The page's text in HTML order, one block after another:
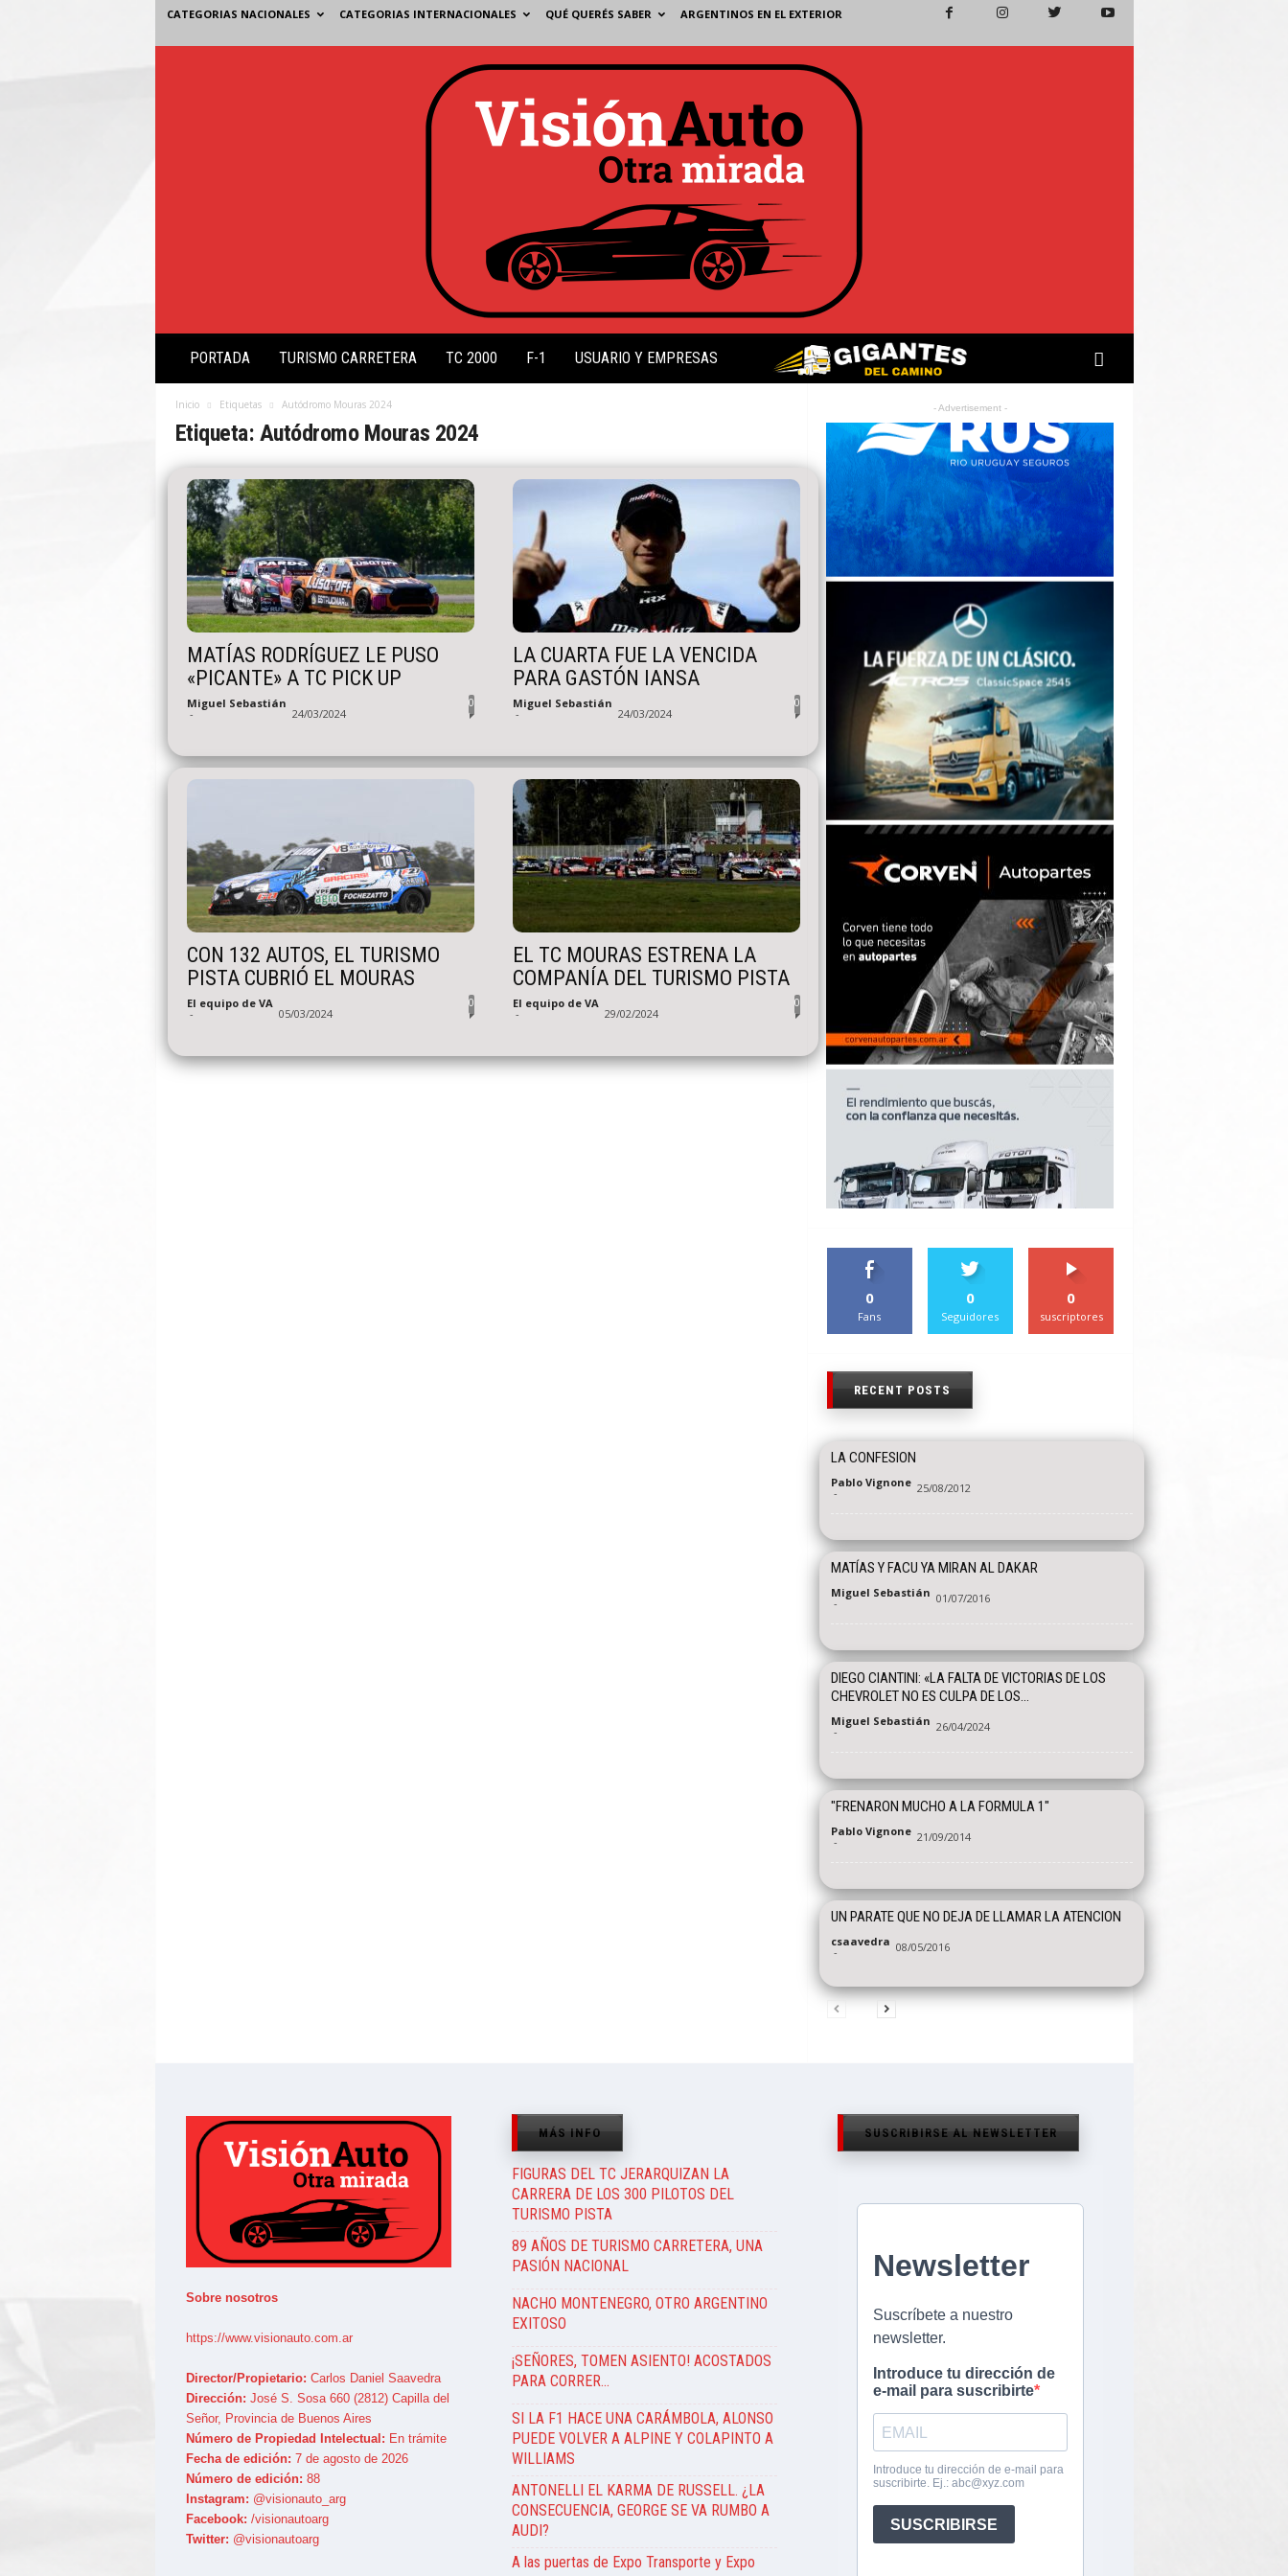
CATEGORIAS NACIONALES CATEGORIAS INTERNACIONALES QUÉ QUERÉS SABER ARGENTINOS EN EL EXTERIOR
s
PORTADA TURISMO CARRETERA TC 2000 F-1 USUARIO Y EMPRESAS
Inicio Etiquetas Autódromo Mouras 2024
Etiqueta: Autódromo Mouras 2024
MATÍAS RODRÍGUEZ LE PUSO
«PICANTE» A TC PICK UP
Miguel Sebastián
- 24/03/2024
0
LA CUARTA FUE LA VENCIDA
PARA GASTÓN IANSA
Miguel Sebastián
- 24/03/2024
0
CON 132 AUTOS, EL TURISMO
PISTA CUBRIÓ EL MOURAS
El equipo de VA
- 05/03/2024
0
EL TC MOURAS ESTRENA LA
COMPANÍA DEL TURISMO PISTA
El equipo de VA
- 29/02/2024
0
- Advertisement -
0
Fans
0
Seguidores
0
suscriptores
RECENT POSTS
LA CONFESION
Pablo Vignone
- 25/08/2012
MATÍAS Y FACU YA MIRAN AL DAKAR
Miguel Sebastián
- 01/07/2016
DIEGO CIANTINI: «LA FALTA DE VICTORIAS DE LOS
CHEVROLET NO ES CULPA DE LOS...
Miguel Sebastián
- 26/04/2024
"FRENARON MUCHO A LA FORMULA 1"
Pablo Vignone
- 21/09/2014
UN PARATE QUE NO DEJA DE LLAMAR LA ATENCION
csaavedra
- 08/05/2016
Sobre nosotros
https://www.visionauto.com.ar
Director/Propietario: Carlos Daniel Saavedra
Dirección: José S. Sosa 660 (2812) Capilla del
Señor, Provincia de Buenos Aires
Número de Propiedad Intelectual: En trámite
Fecha de edición: 7 de agosto de 2026
Número de edición: 88
Instagram: @visionauto_arg
Facebook: /visionautoarg
Twitter: @visionautoarg
MÁS INFO
FIGURAS DEL TC JERARQUIZAN LA
CARRERA DE LOS 300 PILOTOS DEL
TURISMO PISTA
89 AÑOS DE TURISMO CARRETERA, UNA
PASIÓN NACIONAL
NACHO MONTENEGRO, OTRO ARGENTINO
EXITOSO
¡SEÑORES, TOMEN ASIENTO! ACOSTADOS
PARA CORRER…
SI LA F1 HACE UNA CARÁMBOLA, ALONSO
PUEDE VOLVER A ALPINE Y COLAPINTO A
WILLIAMS
ANTONELLI EL KARMA DE RUSSELL. ¿LA
CONSECUENCIA, GEORGE SE VA RUMBO A
AUDI?
A las puertas de Expo Transporte y Expo
SUSCRIBIRSE AL NEWSLETTER